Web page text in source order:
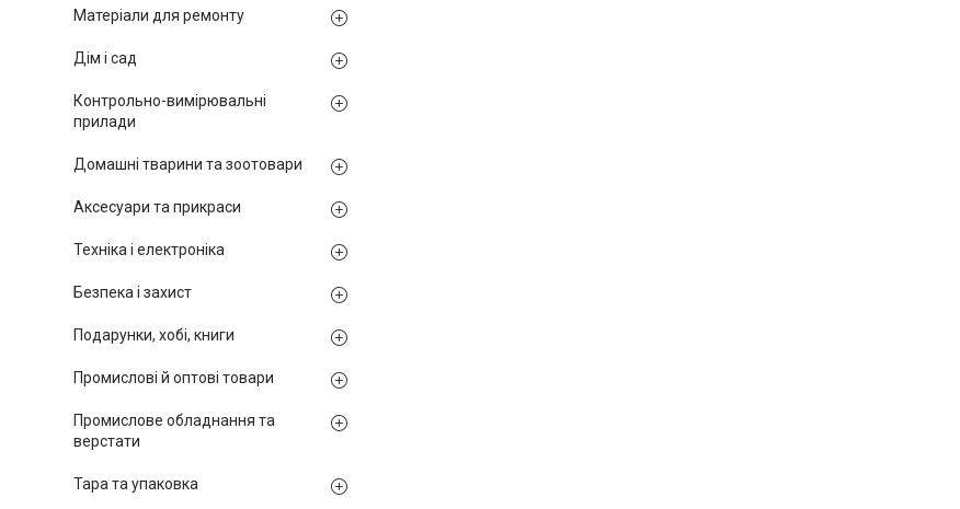
Матеріали для ремонту
Дім і сад
Контрольно-вимірювальні
прилади
Домашні тварини та зоотовари
Аксесуари та прикраси
Техніка і електроніка
Безпека і захист
Подарунки, хобі, книги
Промислові й оптові товари
Промислове обладнання та
верстати
Тара та упаковка